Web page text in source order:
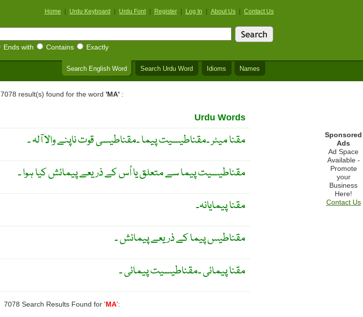
Home Urdu Keyboard Urdu Font Register Log In About Us Contact Us
Ends with Contains Exactly
Search English Word Search Urdu Word Idioms Names
7078 result(s) found for the word 'MA':
Urdu Words
مقنا میٹر ۔مقناطیسیت پیما ۔مقناطیسی قوت ناپنے والا آلہ ۔
مقناطیسیت پیما سے متعلق یا اُس کے ذریعے پیمائش کیا ہوا ۔
مقنا پیمایانہ۔
مقناطیس پیما کے ذریعے پیمائش ۔
مقنا پیمائی ۔مقناطیسیت پیمائی ۔
7078 Search Results Found for ' MA':
Sponsored
Ads
Ad Space
Available -
Promote
your
Business
Here!
Contact Us